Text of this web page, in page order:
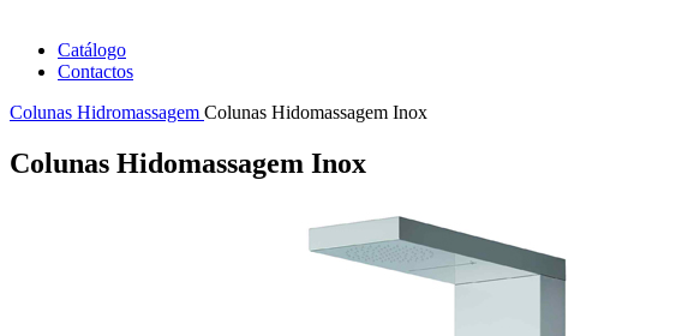
Catálogo
Contactos
Colunas Hidromassagem Colunas Hidomassagem Inox
Colunas Hidomassagem Inox